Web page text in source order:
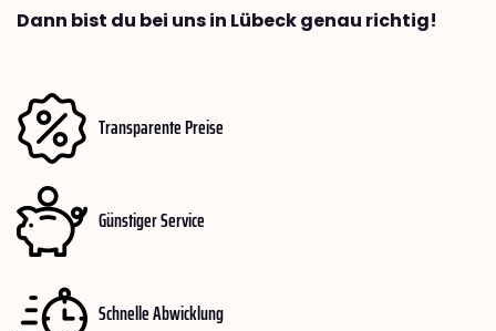
Dann bist du bei uns in Lübeck genau richtig!
Transparente Preise
Günstiger Service
Schnelle Abwicklung